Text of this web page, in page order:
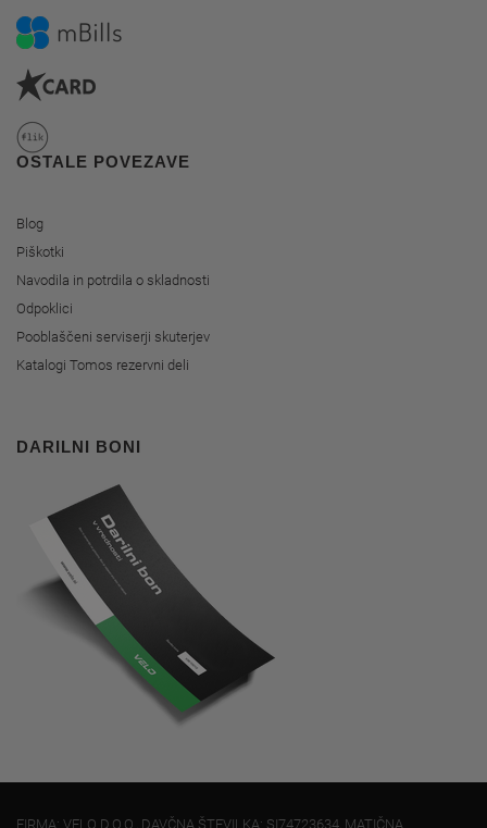
OSTALE POVEZAVE
Blog
Piškotki
Navodila in potrdila o skladnosti
Odpoklici
Pooblaščeni serviserji skuterjev
Katalogi Tomos rezervni deli
DARILNI BONI
FIRMA: VELO D.O.O., DAVČNA ŠTEVILKA: SI74723634, MATIČNA